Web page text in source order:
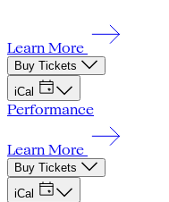
Learn More
Buy Tickets
iCal
Performance
Learn More
Buy Tickets
iCal